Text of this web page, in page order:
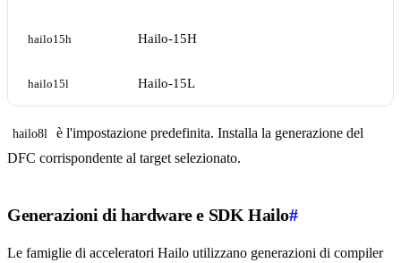
hailo15h Hailo-15H
hailo15l Hailo-15L
hailo8l
è l'impostazione predefinita. Installa la generazione del
DFC corrispondente al target selezionato.
Generazioni di hardware e SDK Hailo#
Le famiglie di acceleratori Hailo utilizzano generazioni di compiler